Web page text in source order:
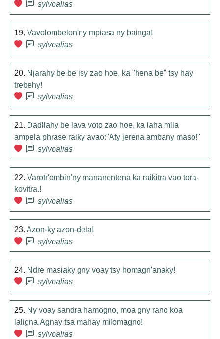
sylvoalias
19. Vavolombelon'ny mpiasa ny bainga!
sylvoalias
20. Njarahy be be isy zao hoe, ka "hena be" tsy hay
trebehy!
sylvoalias
21. Dadilahy be lava voto zao hoe, ka laha mila
ampela phrase raiky avao:"Aty jerena ambany maso!"
sylvoalias
22. Varotr'ombin'ny mananontena ka raikitra vao tora-
kovitra.!
sylvoalias
23. Azon-ky azon-dela!
sylvoalias
24. Ndre masiaky gny voay tsy homagn'anaky!
sylvoalias
25. Ny voay sandra hamogno, moa gny rano koa
laligna.Agnay tsa mahay milomagno!
sylvoalias